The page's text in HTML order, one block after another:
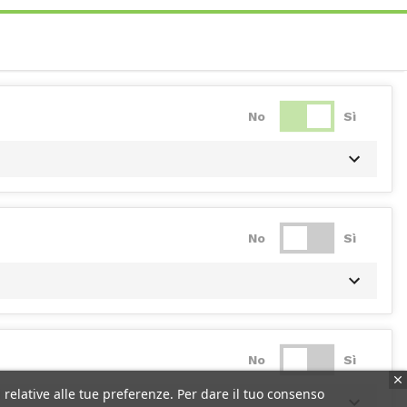
alle tue preferenze. Per dare il tuo consenso
No Sì
No Sì
No Sì